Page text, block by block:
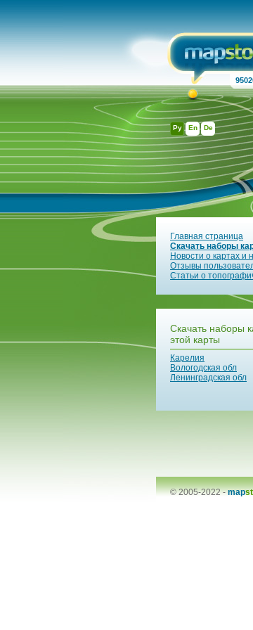
Ру En De
Главная страница
Скачать наборы
Новости о картах и
Отзывы
Статьи о
Скачать наборы
этой карты
Карелия
Вологодская обл
Ленинградская обл
© 2005-2022 -map